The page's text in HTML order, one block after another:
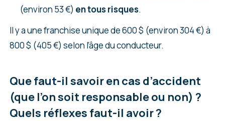
(environ 53 €) en tous risques.
Il y a une franchise unique de 600 $ (environ 304 €) à
800 $ (405 €) selon l’âge du conducteur.
Que faut-il savoir en cas d’accident
(que l’on soit responsable ou non) ?
Quels réflexes faut-il avoir ?